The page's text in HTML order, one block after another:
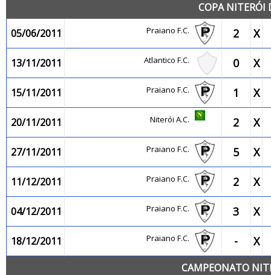
COPA NITERÓI
05/06/2011
Praiano F.C. 2 X
13/11/2011 Atlantico F.C. 0 X
15/11/2011 Praiano F.C. 1 X
20/11/2011 Niterói A.C. 2 X
27/11/2011 Praiano F.C. 5 X
11/12/2011 Praiano F.C. 2 X
04/12/2011 Praiano F.C. 3 X
18/12/2011 Praiano F.C. - X
CAMPEONATO